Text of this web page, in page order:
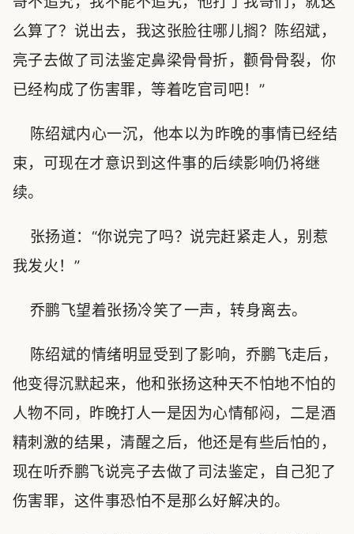
么算了？说出去，我这张脸往哪儿搁？陈绍斌，
亮子去做了司法鉴定鼻梁骨骨折，颧骨骨裂，你
已经构成了伤害罪，等着吃官司吧！”
陈绍斌内心一沉，他本以为昨晚的事情已经结
束，可现在才意识到这件事的后续影响仍将继
续。
张扬道：“你说完了吗？说完赶紧走人，别惹
我发火！”
乔鹏飞望着张扬冷笑了一声，转身离去。
陈绍斌的情绪明显受到了影响，乔鹏飞走后，
他变得沉默起来，他和张扬这种天不怕地不怕的
人物不同，昨晚打人一是因为心情郁闷，二是酒
精刺激的结果，清醒之后，他还是有些后怕的，
现在听乔鹏飞说亮子去做了司法鉴定，自己犯了
伤害罪，这件事恐怕不是那么好解决的。